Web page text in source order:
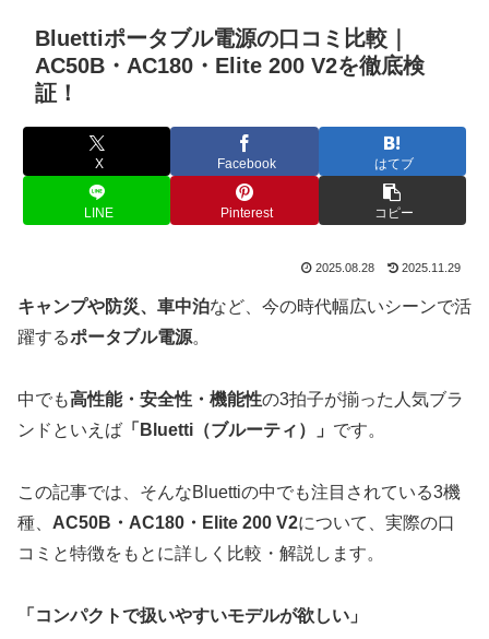
Bluettiポータブル電源の口コミ比較｜
AC50B・AC180・Elite 200 V2を徹底検
証！
X Facebook はてブ
LINE Pinterest コピー
2025.08.28 2025.11.29
キャンプや防災、車中泊など、今の時代幅広いシーンで活
躍するポータブル電源。
中でも高性能・安全性・機能性の3拍子が揃った人気ブラ
ンドといえば 「Bluetti（ブルーティ）」 です。
この記事では、そんなBluettiの中でも注目されている3機
種、 AC50B・AC180・Elite 200 V2について、実際の口
コミと特徴をもとに詳しく比較・解説します。
「コンパクトで扱いやすいモデルが欲しい」